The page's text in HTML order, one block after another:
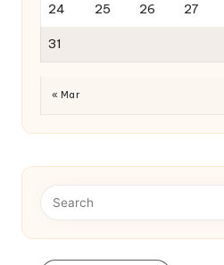
24 25 26 27
31
« Mar